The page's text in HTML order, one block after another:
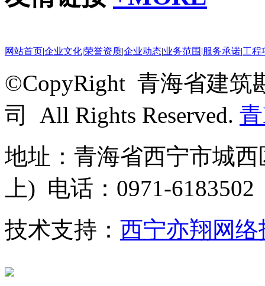
网站首页|企业文化|荣誉资质|企业动态|业务范围 |服务承诺|工程
©CopyRight 青海省建筑
司 All Rights Reserved.
地址：青海省西宁市城
上) 电话：0971-6183502
技术支持： 西宁亦翔网